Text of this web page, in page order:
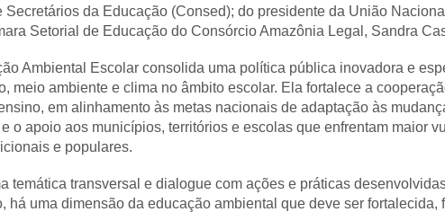
da Educação (Consed); do presidente da União
Setorial de Educação do Consórcio Amazônia Legal, Sandra
Ambiental Escolar consolida uma política pública inovadora e
meio ambiente e clima no âmbito escolar. Ela fortalece a
em alinhamento às metas nacionais de adaptação às
o apoio aos municípios, territórios e escolas que enfrentam maior
e populares.
temática transversal e dialogue com ações e práticas
há uma dimensão da educação ambiental que deve ser